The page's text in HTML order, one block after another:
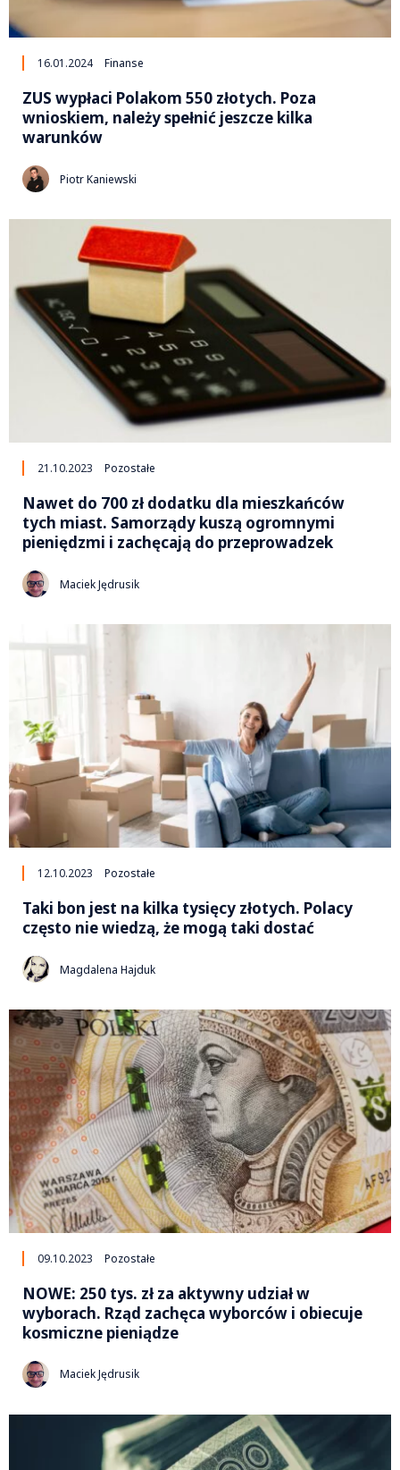
16.01.2024 Finanse
ZUS wypłaci Polakom 550 złotych. Poza
wnioskiem, należy spełnić jeszcze kilka
warunków
Piotr Kaniewski
21.10.2023 Pozostałe
Nawet do 700 zł dodatku dla mieszkańców
tych miast. Samorządy kuszą ogromnymi
pieniędzmi i zachęcają do przeprowadzek
Maciek Jędrusik
12.10.2023 Pozostałe
Taki bon jest na kilka tysięcy złotych. Polacy
często nie wiedzą, że mogą taki dostać
Magdalena Hajduk
09.10.2023 Pozostałe
NOWE: 250 tys. zł za aktywny udział w
wyborach. Rząd zachęca wyborców i obiecuje
kosmiczne pieniądze
Maciek Jędrusik